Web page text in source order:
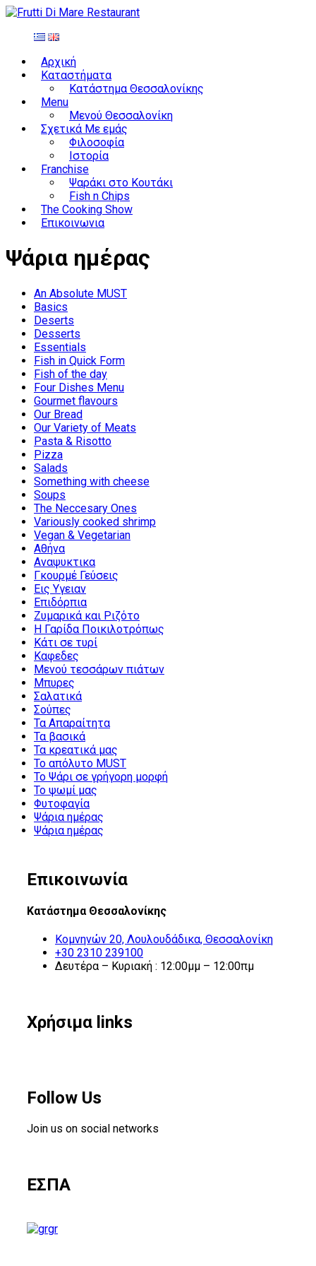
Αρχική
Καταστήματα
Κατάστημα Θεσσαλονίκης
Menu
Μενού Θεσσαλονίκη
Σχετικά Με εμάς
Φιλοσοφία
Ιστορία
Franchise
Ψαράκι στο Κουτάκι
Fish n Chips
The Cooking Show
Επικοινωνια
Ψάρια ημέρας
An Absolute MUST
Basics
Deserts
Desserts
Essentials
Fish in Quick Form
Fish of the day
Four Dishes Menu
Gourmet flavours
Our Bread
Our Variety of Meats
Pasta & Risotto
Pizza
Salads
Something with cheese
Soups
The Neccesary Ones
Variously cooked shrimp
Vegan & Vegetarian
Αθήνα
Αναψυκτικα
Γκουρμέ Γεύσεις
Εις Υγειαν
Επιδόρπια
Ζυμαρικά και Ριζότο
Η Γαρίδα Ποικιλοτρόπως
Κάτι σε τυρί
Καφεδες
Μενού τεσσάρων πιάτων
Μπυρες
Σαλατικά
Σούπες
Τα Απαραίτητα
Τα βασικά
Τα κρεατικά μας
Το απόλυτο MUST
Το Ψάρι σε γρήγορη μορφή
Το ψωμί μας
Φυτοφαγία
Ψάρια ημέρας
Ψάρια ημέρας
Επικοινωνία
Κατάστημα Θεσσαλονίκης
Κομνηνών 20, Λουλουδάδικα, Θεσσαλονίκη
+30 2310 239100
Δευτέρα – Κυριακή : 12:00μμ – 12:00πμ
Χρήσιμα links
Follow Us
Join us on social networks
ΕΣΠΑ
gr